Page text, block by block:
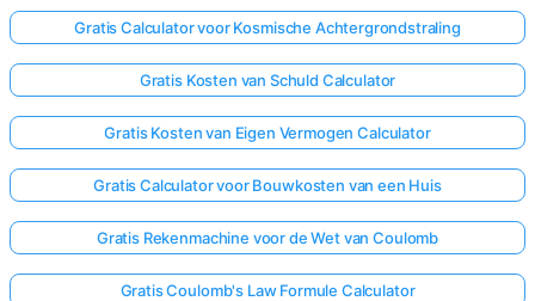
Gratis Calculator voor Kosmische Achtergrondstraling
Gratis Kosten van Schuld Calculator
Gratis Kosten van Eigen Vermogen Calculator
Gratis Calculator voor Bouwkosten van een Huis
Gratis Rekenmachine voor de Wet van Coulomb
Gratis Coulomb's Law Formule Calculator